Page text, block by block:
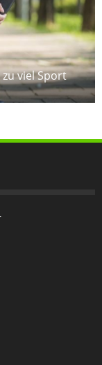
viel Sport